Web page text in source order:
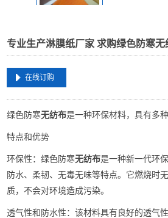
专业生产淋膜纸厂家 求购绿色防寒无
在线订购
‌绿色防寒无纺布是一种环保材料，具有多
特点和优势
环保性‌：绿色防寒无纺布是一种新一代环
防水、柔韧、无毒无味等特点。它燃烧时
质，不会对环境造成污染‌。
透气性和防水性‌：该材料具有良好的透气